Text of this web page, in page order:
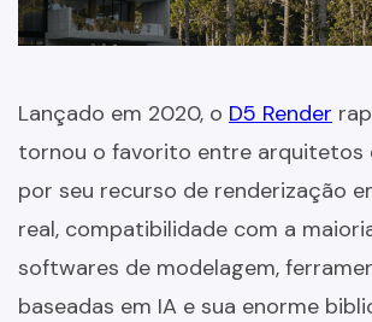
Lançado em 2020, o D5 Render
tornou o favorito entre arquitetos
por seu recurso de renderização
real, compatibilidade com a
softwares de modelagem,
baseadas em IA e sua enorme